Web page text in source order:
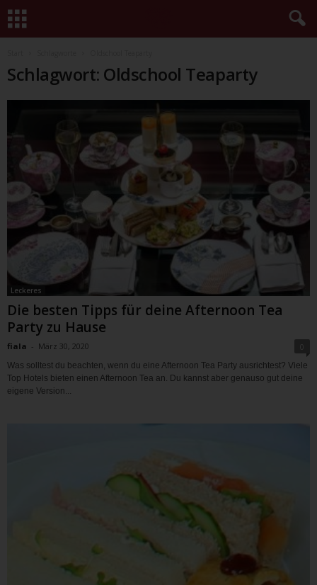
Schlagwort: Oldschool Teaparty
Leckeres
Die besten Tipps für deine Afternoon Tea
Party zu Hause
fiala - März 30, 2020
Was solltest du beachten, wenn du eine Afternoon Tea Party ausrichtest? Viele
Top Hotels bieten einen Afternoon Tea an. Du kannst aber genauso gut deine
eigene Version...